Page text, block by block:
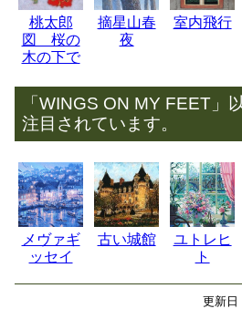
桃太郎
図 桜の
木の下で
摘星山春
夜
室内飛行
「WINGS ON MY FEET」
注目されています。
メヴァギ
ッセイ
古い城館
ユトレヒ
ト
更新日